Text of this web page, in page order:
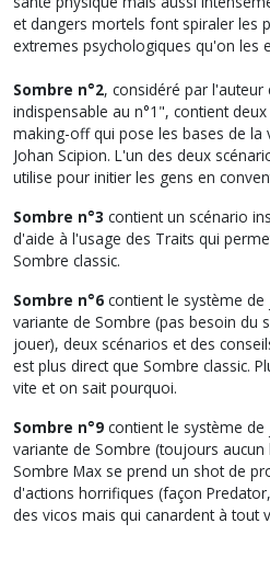
et dangers mortels font spiraler les
extremes psychologiques qu'on les
Sombre n°2, considéré par
indispensable au n°1", contient
making-off qui pose les bases de la
Johan Scipion. L'un des deux
utilise pour initier les gens en
Sombre n°3 contient un scénario
d'aide à l'usage des Traits qui
Sombre classic.
Sombre n°6 contient le système
variante de Sombre (pas besoin du
jouer), deux scénarios et des
est plus direct que Sombre classic.
vite et on sait pourquoi.
Sombre n°9 contient le système
variante de Sombre (toujours
Sombre Max se prend un shot de
d'actions horrifiques (façon
des vicos mais qui canardent à tout